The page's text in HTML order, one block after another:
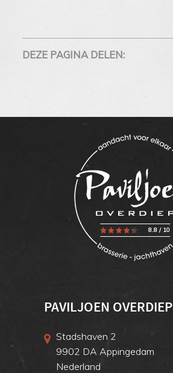
DEZE PAGINA DELEN:
8.8/ 10
PAVILJOEN OVERDIEP
Stadshaven 2
9902 DA Appingedam
Nederland